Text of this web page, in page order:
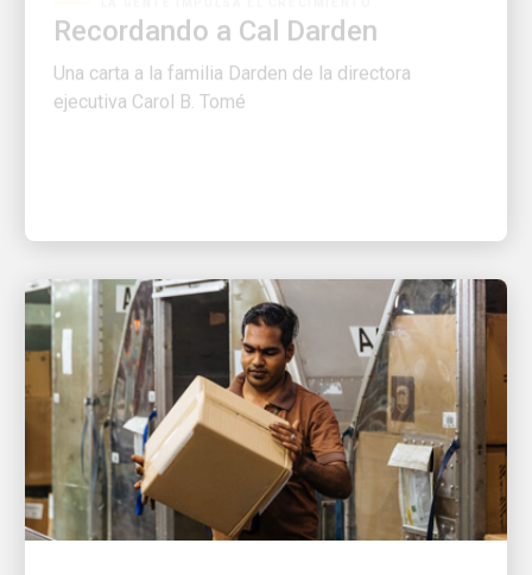
Una carta a la familia Darden de la directora
ejecutiva Carol B. Tomé